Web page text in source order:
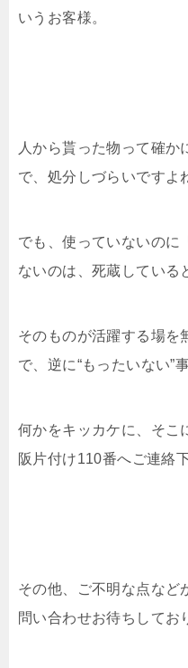
いうお客様。
人から貰った物って確か
で、処分しづらいですよ
でも、使っていないのに
ないのは、死蔵している
そのものが活躍する場を
で、逆に“もったいない”
何かをキッカケに、そこ
阪片付け110番へご連絡
その他、ご不明な点など
問い合わせお待ちしてお